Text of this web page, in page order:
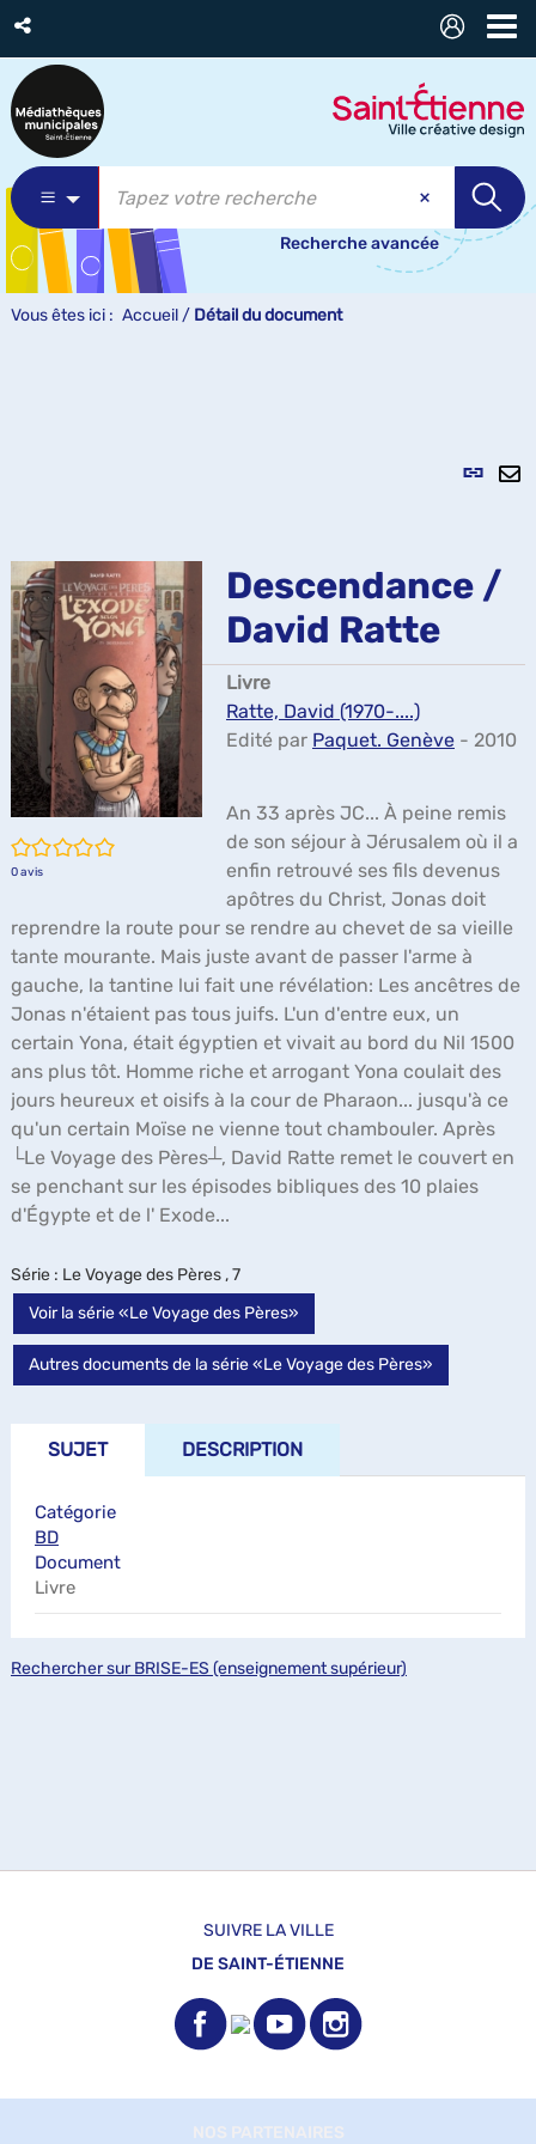
Recherche avancée
Vous êtes ici : Accueil / Détail du document
Lien
/5
0avis
Descendance /
David Ratte
Livre
Ratte, David (1970-....)
Edité par Paquet. Genève - 2010
An 33 après JC... À peine remis
de son séjour à Jérusalem où il a
enfin retrouvé ses fils devenus
apôtres du Christ, Jonas doit
reprendre la route pour se rendre au chevet de sa vieille
tante mourante. Mais juste avant de passer l'arme à
gauche, la tantine lui fait une révélation: Les ancêtres de
Jonas n'étaient pas tous juifs. L'un d'entre eux, un
certain Yona, était égyptien et vivait au bord du Nil 1500
ans plus tôt. Homme riche et arrogant Yona coulait des
jours heureux et oisifs à la cour de Pharaon... jusqu'à ce
qu'un certain Moïse ne vienne tout chambouler. Après
└Le Voyage des Pères┴, David Ratte remet le couvert en
se penchant sur les épisodes bibliques des 10 plaies
d'Égypte et de l' Exode...
Série : Le Voyage des Pères , 7
Voir la série «Le Voyage des Pères»
Autres documents de la série «Le Voyage des Pères»
SUJET DESCRIPTION
Catégorie
BD
Document
Livre
Rechercher sur BRISE-ES (enseignement supérieur)
SUIVRE LA VILLE
DE SAINT-ÉTIENNE
NOS PARTENAIRES